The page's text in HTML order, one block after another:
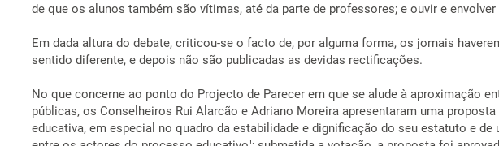
de que os alunos também são vítimas, até da parte de professores; e ouvir e
Em dada altura do debate, criticou-se o facto de, por alguma forma, os jornais
sentido diferente, e depois não são publicadas as devidas rectificações.
No que concerne ao ponto do Projecto de Parecer em que se alude à aproximação
públicas, os Conselheiros Rui Alarcão e Adriano Moreira apresentaram uma
educativa, em especial no quadro da estabilidade e dignificação do seu estatuto e